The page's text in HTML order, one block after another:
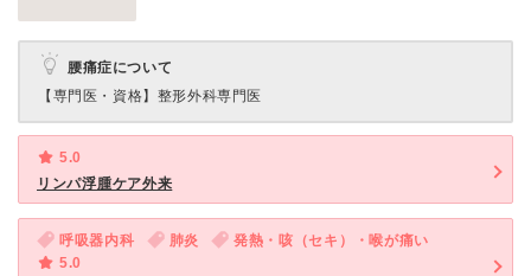
腰痛症について
【専門医・資格】 整形外科専門医
5.0
リンパ浮腫ケア外来
呼吸器内科 肺炎
発熱・咳（セキ）・喉が痛い
5.0